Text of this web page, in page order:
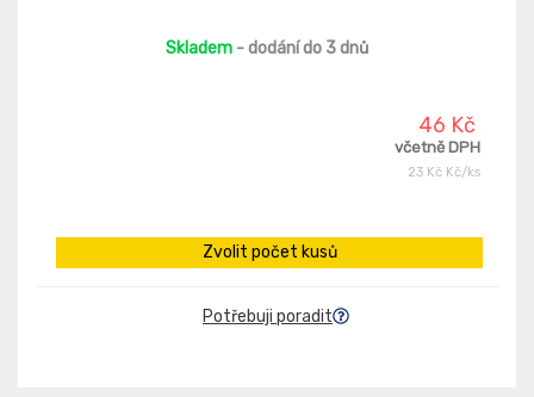
Skladem - dodání do 3 dnů
46 Kč
včetně DPH
23 Kč Kč/ks
Zvolit počet kusů
Potřebuji poradit